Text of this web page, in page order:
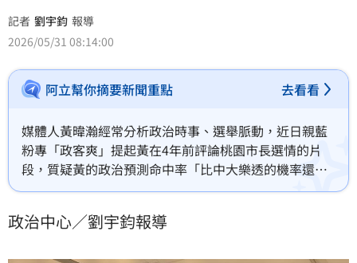
記者 劉宇鈞 報導
2026/05/31 08:14:00
阿立幫你摘要新聞重點 去看看
媒體人黃暐瀚經常分析政治時事、選舉脈動，近日親藍
粉專「政客爽」提起黃在4年前評論桃園市長選情的片
段，質疑黃的政治預測命中率「比中大樂透的機率還
低」、「就是喜歡譁眾取寵」。對此，黃暐瀚30日晚間
「拉仇恨值」。
政治中心／劉宇鈞報導